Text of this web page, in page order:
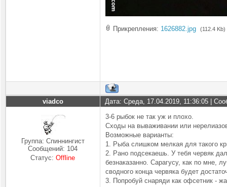
Прикрепления: 1626882.jpg (112.4 Kb)
viadco Дата: Среда, 17.04.2019, 11:36:05 |
Группа: Спиннингист
Сообщений: 104
Статус:Offline
3-6 рыбок не так уж и плохо.
Сходы на вываживании или
Возможные варианты:
1. Рыба слишком мелкая для такого
2. Рано подсекаешь. У тебя червяк
безнаказанно. Сарагусу, как по мне,
сводного конца червяка будет
3. Попробуй снаряди как офсетник -